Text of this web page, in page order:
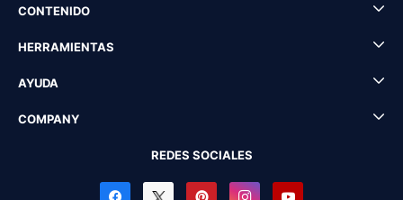
CONTENIDO
HERRAMIENTAS
AYUDA
COMPANY
REDES SOCIALES